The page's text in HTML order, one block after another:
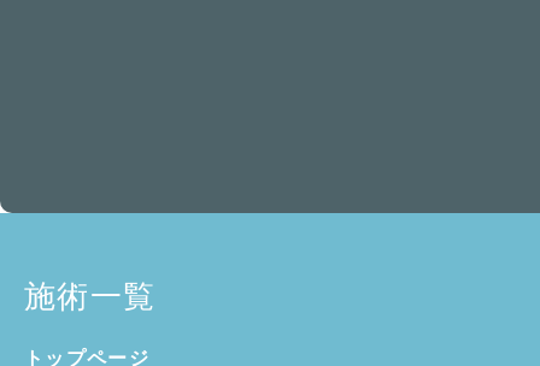
施術一覧
トップページ